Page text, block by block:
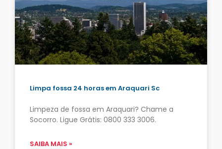
Limpa fossa 24 horas em Araquari Sc
Limpeza de fossa em Araquari? Chame a
Socorro. Ligue Grátis: 0800 333 3006.
SAIBA MAIS »